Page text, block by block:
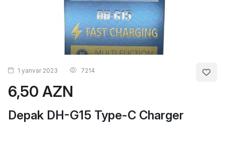
6,50 AZN
Depak DH-G15 Type-C Charger
1 yanvar 2023 7214